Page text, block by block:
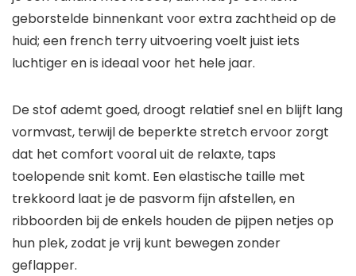
geborstelde binnenkant voor extra zachtheid op de
huid; een french terry uitvoering voelt juist iets
luchtiger en is ideaal voor het hele jaar.
De stof ademt goed, droogt relatief snel en blijft lang
vormvast, terwijl de beperkte stretch ervoor zorgt
dat het comfort vooral uit de relaxte, taps
toelopende snit komt. Een elastische taille met
trekkoord laat je de pasvorm fijn afstellen, en
ribboorden bij de enkels houden de pijpen netjes op
hun plek, zodat je vrij kunt bewegen zonder
geflapper.